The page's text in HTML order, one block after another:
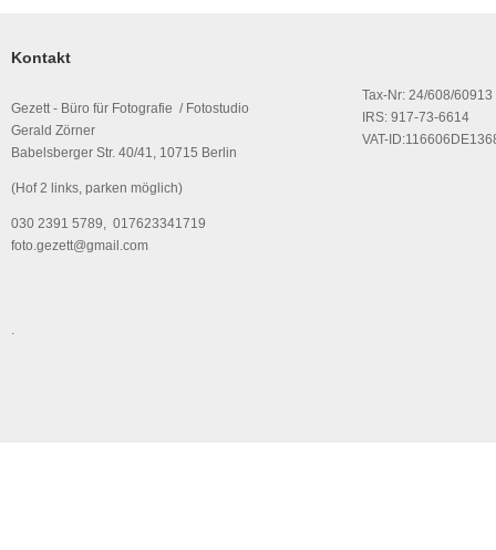
Kontakt
Gezett - Büro für Fotografie / Fotostudio
Gerald Zörner
Babelsberger Str. 40/41, 10715 Berlin
(Hof 2 links, parken möglich)
030 2391 5789, 017623341719
foto.gezett@gmail.com
Tax-Nr: 24/608/60913
IRS: 917-73-6614
VAT-
.